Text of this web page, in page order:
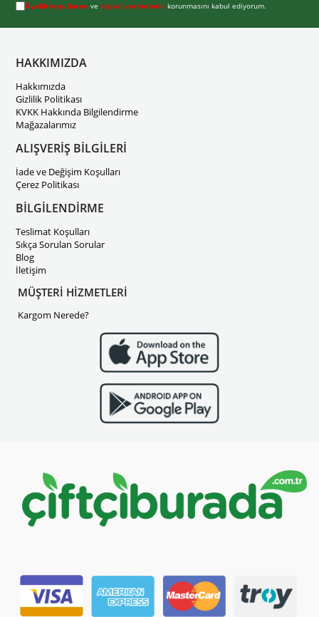
Üyelik koşullarını vekişisel verilerimin korunmasını kabul ediyorum.
HAKKIMIZDA
Hakkımızda
Gizlilik Politikası
KVKK Hakkında Bilgilendirme
Mağazalarımız
ALIŞVERİŞ BİLGİLERİ
İade ve Değişim Koşulları
Çerez Politikası
BİLGİLENDİRME
Teslimat Koşulları
Sıkça Sorulan Sorular
Blog
İletişim
MÜŞTERİ HİZMETLERİ
Kargom Nerede?